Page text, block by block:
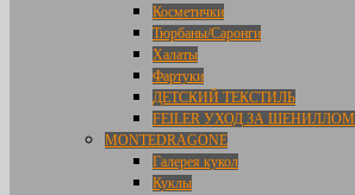
Косметички
Тюрбаны/Саронги
Халаты
Фартуки
ДЕТСКИЙ ТЕКСТИЛЬ
FEILER УХОД ЗА ШЕНИЛЛОМ
MONTEDRAGONE
Галерея кукол
Куклы